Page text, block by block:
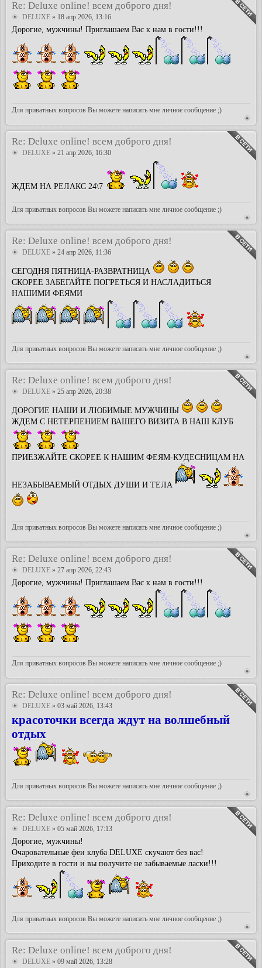
Re: Deluxe online! всем доброго дня!
DELUXE » 18 апр 2026, 13:16
Дорогие, мужчины! Приглашаем Вас к нам в гости!!!
Для приватных вопросов Вы можете написать мне личное сообщение ;)
Re: Deluxe online! всем доброго дня!
DELUXE » 21 апр 2026, 16:30
ЖДЕМ НА РЕЛАКС 24\7
Для приватных вопросов Вы можете написать мне личное сообщение ;)
Re: Deluxe online! всем доброго дня!
DELUXE » 24 апр 2026, 11:36
СЕГОДНЯ ПЯТНИЦА-РАЗВРАТНИЦА
СКОРЕЕ ЗАБЕГАЙТЕ ПОГРЕТЬСЯ И НАСЛАДИТЬСЯ
НАШИМИ ФЕЯМИ
Для приватных вопросов Вы можете написать мне личное сообщение ;)
Re: Deluxe online! всем доброго дня!
DELUXE » 25 апр 2026, 20:38
ДОРОГИЕ НАШИ И ЛЮБИМЫЕ МУЖЧИНЫ
ЖДЕМ С НЕТЕРПЕНИЕМ ВАШЕГО ВИЗИТА В НАШ КЛУБ
ПРИЕЗЖАЙТЕ СКОРЕЕ К НАШИМ ФЕЯМ-КУДЕСНИЦАМ НА
НЕЗАБЫВАЕМЫЙ ОТДЫХ ДУШИ И ТЕЛА
Для приватных вопросов Вы можете написать мне личное сообщение ;)
Re: Deluxe online! всем доброго дня!
DELUXE » 27 апр 2026, 22:43
Дорогие, мужчины! Приглашаем Вас к нам в гости!!!
Для приватных вопросов Вы можете написать мне личное сообщение ;)
Re: Deluxe online! всем доброго дня!
DELUXE » 03 май 2026, 13:43
красоточки всегда ждут на волшебный
отдых
Для приватных вопросов Вы можете написать мне личное сообщение ;)
Re: Deluxe online! всем доброго дня!
DELUXE » 05 май 2026, 17:13
Дорогие, мужчины!
Очаровательные феи клуба DELUXE скучают без вас!
Приходите в гости и вы получите не забываемые ласки!!!
Для приватных вопросов Вы можете написать мне личное сообщение ;)
Re: Deluxe online! всем доброго дня!
DELUXE » 09 май 2026, 13:28